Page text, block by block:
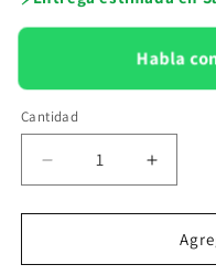
Habla
Cantidad
Reducir
cantidad
para
sistema
cantidad
para